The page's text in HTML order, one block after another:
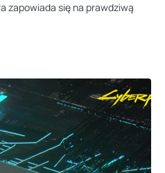
zapowiada się na prawdziwą